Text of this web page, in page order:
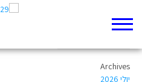
Racheli.nf@gmail.com
Archives
יולי 2026